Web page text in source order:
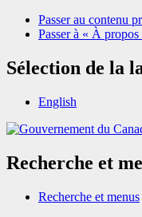
Passer au contenu
Passer à « À propos
Sélection de la
English
Recherche et
Recherche et menus